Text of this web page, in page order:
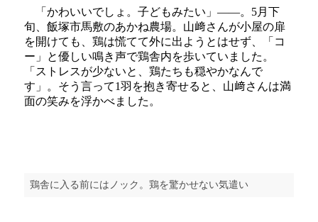
「かわいいでしょ。子どもみたい」――。5月下
旬、飯塚市馬敷のあかね農場。山﨑さんが小屋の扉
を開けても、鶏は慌てて外に出ようとはせず、「コ
ー」と優しい鳴き声で鶏舎内を歩いていました。
「ストレスが少ないと、鶏たちも穏やかなんで
す」。そう言って1羽を抱き寄せると、山﨑さんは満
面の笑みを浮かべました。
鶏舎に入る前にはノック。鶏を驚かせない気遣い